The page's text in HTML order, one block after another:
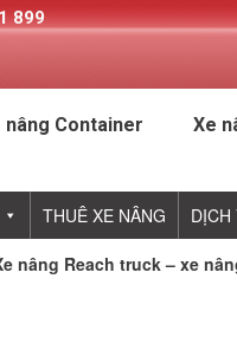
899
nâng Container Xe
THUÊ XE NÂNG DỊCH
nâng Reach truck – xe